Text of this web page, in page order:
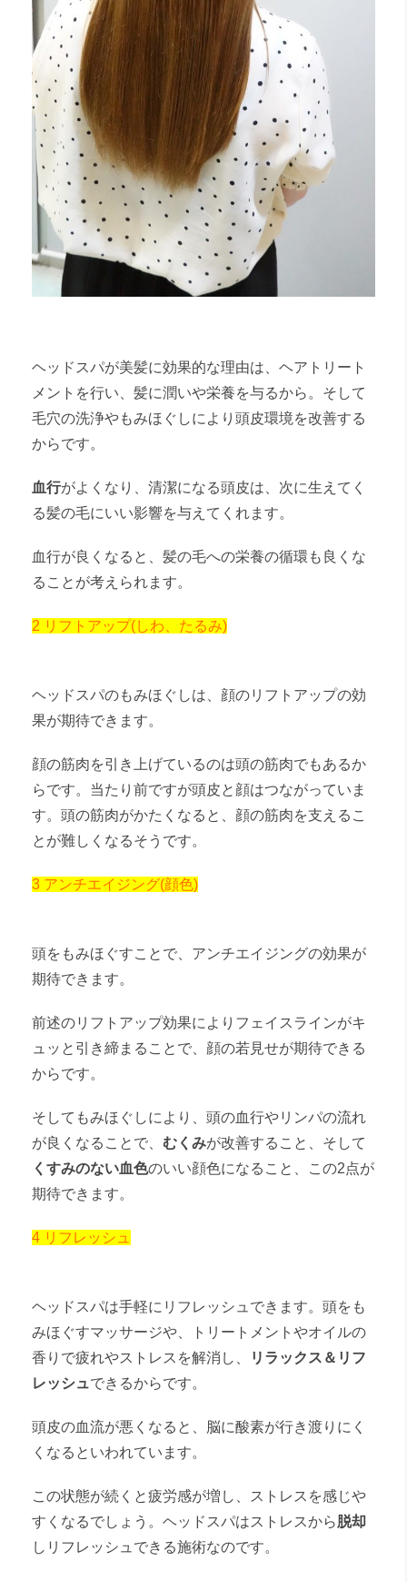
ヘッドスパが美髪に効果的な理由は、ヘアトリート
メントを行い、髪に潤いや栄養を与るから。そして
毛穴の洗浄やもみほぐしにより頭皮環境を改善する
からです。
血行がよくなり、清潔になる頭皮は、次に生えてく
る髪の毛にいい影響を与えてくれます。
血行が良くなると、髪の毛への栄養の循環も良くな
ることが考えられます。
2 リフトアップ(しわ、たるみ)
ヘッドスパのもみほぐしは、顔のリフトアップの効
果が期待できます。
顔の筋肉を引き上げているのは頭の筋肉でもあるか
らです。当たり前ですが頭皮と顔はつながっていま
す。頭の筋肉がかたくなると、顔の筋肉を支えるこ
とが難しくなるそうです。
3 アンチエイジング(顔色)
頭をもみほぐすことで、アンチエイジングの効果が
期待できます。
前述のリフトアップ効果によりフェイスラインがキ
ュッと引き締まることで、顔の若見せが期待できる
からです。
そしてもみほぐしにより、頭の血行やリンパの流れ
が良くなることで、 むくみが改善すること、そして
くすみのない血色のいい顔色になること、この2点が
期待できます。
4 リフレッシュ
ヘッドスパは手軽にリフレッシュできます。頭をも
みほぐすマッサージや、トリートメントやオイルの
香りで疲れやストレスを解消し、
リラックス＆リフ
レッシュできるからです。
頭皮の血流が悪くなると、脳に酸素が行き渡りにく
くなるといわれています。
この状態が続くと疲労感が増し、ストレスを感じや
すくなるでしょう。ヘッドスパはストレスから脱却
しリフレッシュできる施術なのです。